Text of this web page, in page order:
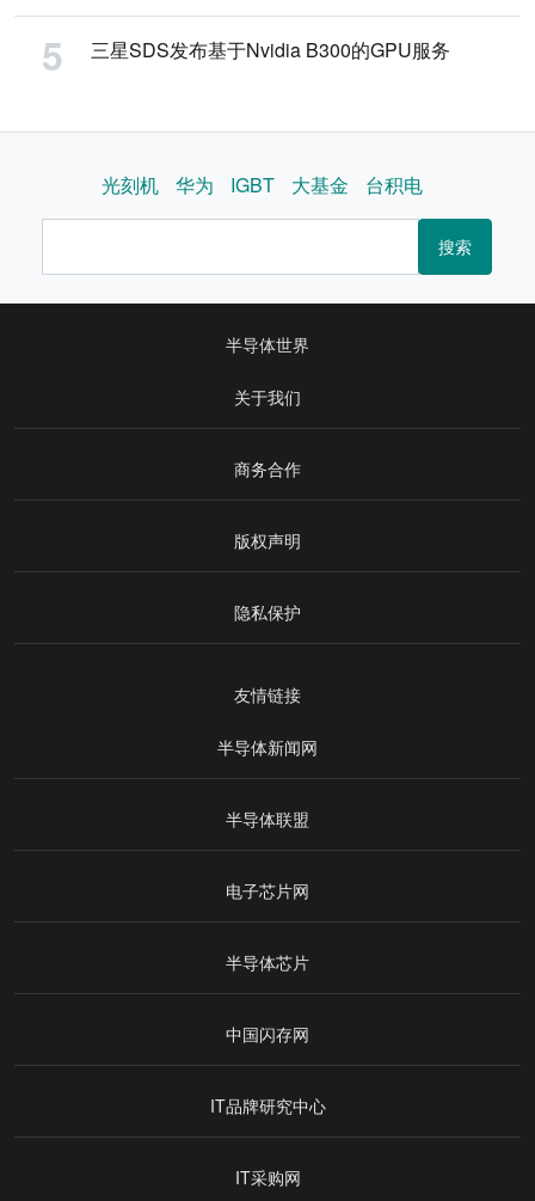
三星SDS发布基于Nvidia B300的GPU服务
光刻机 华为 IGBT 大基金 台积电
搜索
半导体世界
关于我们
商务合作
版权声明
隐私保护
友情链接
半导体新闻网
半导体联盟
电子芯片网
半导体芯片
中国闪存网
IT品牌研究中心
IT采购网